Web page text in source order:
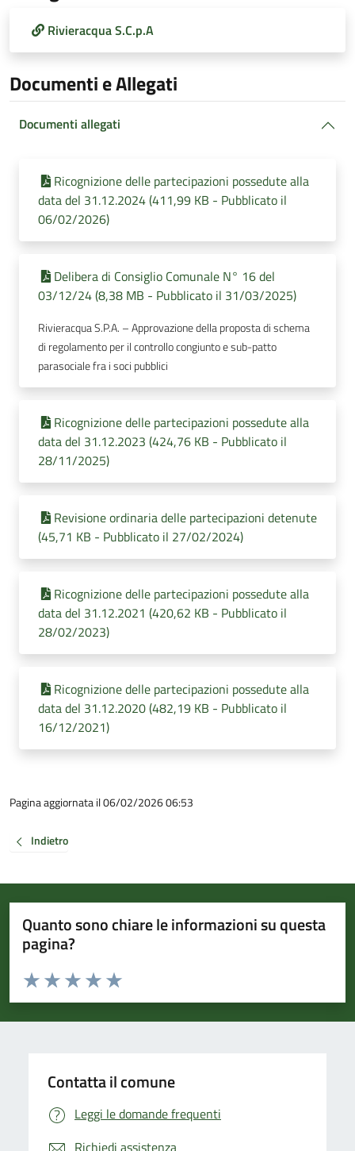
Rivieracqua S.C.p.A
Documenti e Allegati
Documenti allegati
Ricognizione delle partecipazioni possedute alla
data del 31.12.2024 (411,99 KB - Pubblicato il
06/02/2026)
Delibera di Consiglio Comunale N° 16 del
03/12/24 (8,38 MB - Pubblicato il 31/03/2025)
Rivieracqua S.P.A. – Approvazione della proposta di schema
di regolamento per il controllo congiunto e sub-patto
parasociale fra i soci pubblici
Ricognizione delle partecipazioni possedute alla
data del 31.12.2023 (424,76 KB - Pubblicato il
28/11/2025)
Revisione ordinaria delle partecipazioni detenute
(45,71 KB - Pubblicato il 27/02/2024)
Ricognizione delle partecipazioni possedute alla
data del 31.12.2021 (420,62 KB - Pubblicato il
28/02/2023)
Ricognizione delle partecipazioni possedute alla
data del 31.12.2020 (482,19 KB - Pubblicato il
16/12/2021)
Pagina aggiornata il 06/02/2026 06:53
Indietro
Quanto sono chiare le informazioni su questa
pagina?
Valuta da 1 a 5 stelle la pagina
Valuta 5 stelle su 5
Valuta 4 stelle su 5
Valuta 3 stelle su 5
Valuta 2 stelle su 5
Valuta 1 stelle su 5
Contatta il comune
Leggi le domande frequenti
Richiedi assistenza